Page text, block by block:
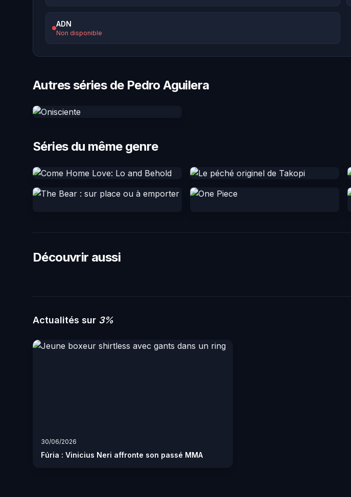
ADN
Non disponible
Autres séries de Pedro Aguilera
Séries du même genre
Découvrir aussi
Actualités sur 3%
30/06/2026
Fúria : Vinicius Neri affronte son passé MMA